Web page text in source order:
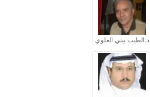
د.الطيب بيتي العلوي